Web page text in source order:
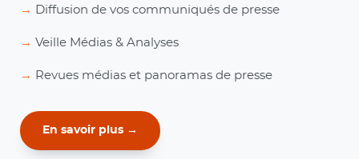
→ Diffusion de vos communiqués de presse
→ Veille Médias & Analyses
→ Revues médias et panoramas de presse
En savoir plus →